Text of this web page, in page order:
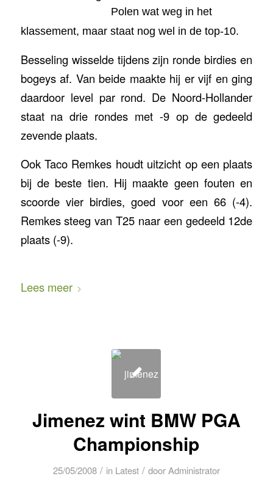
Polen wat weg in het
klassement, maar staat nog wel in de top-10.
Besseling wisselde tijdens zijn ronde birdies en
bogeys af. Van beide maakte hij er vijf en ging
daardoor level par rond. De Noord-Hollander
staat na drie rondes met -9 op de gedeeld
zevende plaats.
Ook Taco Remkes houdt uitzicht op een plaats
bij de beste tien. Hij maakte geen fouten en
scoorde vier birdies, goed voor een 66 (-4).
Remkes steeg van T25 naar een gedeeld 12de
plaats (-9).
Lees meer
Jimenez wint BMW PGA
Championship
25/05/2008 / in Latest / doorAdministrator